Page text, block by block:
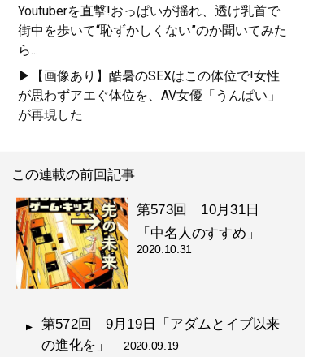
Youtuberを直撃!おっぱいが揺れ、透け乳首で
街中を歩いて“恥ずかしくない”のか聞いてみた
ら...
▶【画像あり】酷暑のSEXはこの体位で!女性
が思わずアエぐ体位を、AV女優「うんぱい」
が再現した
この連載の前回記事
第573回 10月31日
「中名人のすすめ」
2020.10.31
第572回 9月19日「アダムとイブ以来
の進化を」
2020.09.19